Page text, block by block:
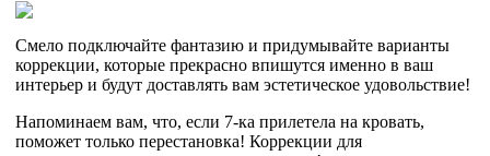
Смело подключайте фантазию и придумывайте варианты
коррекции, которые прекрасно впишутся именно в ваш
интерьер и будут доставлять вам эстетическое удовольствие!
Напоминаем вам, что, если 7-ка прилетела на кровать,
поможет только перестановка! Коррекции для